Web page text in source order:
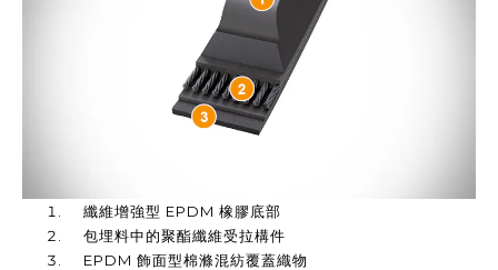
纖維增強型 EPDM 橡膠底部
包埋料中的聚酯纖維受拉構件
EPDM 飾面型棉滌混紡覆蓋織物